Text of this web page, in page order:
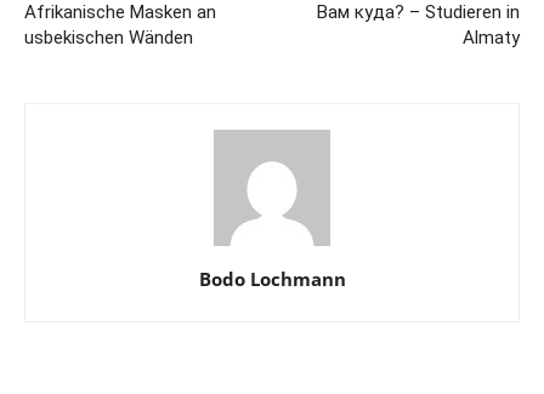
Afrikanische Masken an
usbekischen Wänden
Вам куда? – Studieren in
Almaty
Bodo Lochmann